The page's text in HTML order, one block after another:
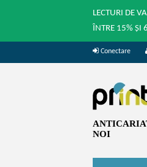
LECTURI DE
ÎNTRE 15% ȘI
Conectare
NOI